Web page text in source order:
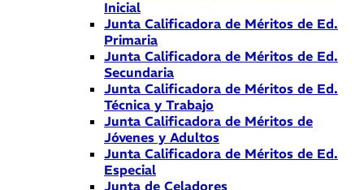
Inicial
Junta Calificadora de Méritos de Ed.
Primaria
Junta Calificadora de Méritos de Ed.
Secundaria
Junta Calificadora de Méritos de Ed.
Técnica y Trabajo
Junta Calificadora de Méritos de
Jóvenes y Adultos
Junta Calificadora de Méritos de Ed.
Especial
Junta de Celadores